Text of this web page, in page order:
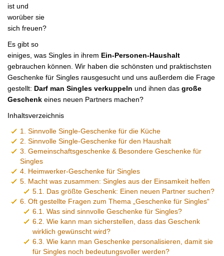
ist und
worüber sie
sich freuen?
Es gibt so
einiges, was Singles in ihrem Ein-Personen-Haushalt
gebrauchen können. Wir haben die schönsten und praktischsten
Geschenke für Singles rausgesucht und uns außerdem die Frage
gestellt: Darf man Singles verkuppeln und ihnen das große
Geschenk eines neuen Partners machen?
Inhaltsverzeichnis
1.
Sinnvolle Single-Geschenke für die Küche
2. Sinnvolle Single-Geschenke für den Haushalt
3. Gemeinschaftsgeschenke & Besondere Geschenke für
Singles
4. Heimwerker-Geschenke für Singles
5. Macht was zusammen: Singles aus der Einsamkeit helfen
5.1.
Das größte Geschenk: Einen neuen Partner suchen?
6. Oft gestellte Fragen zum Thema „Geschenke für Singles“
6.1.
Was sind sinnvolle Geschenke für Singles?
6.2. Wie kann man sicherstellen, dass das Geschenk
wirklich gewünscht wird?
6.3. Wie kann man Geschenke personalisieren, damit sie
für Singles noch bedeutungsvoller werden?